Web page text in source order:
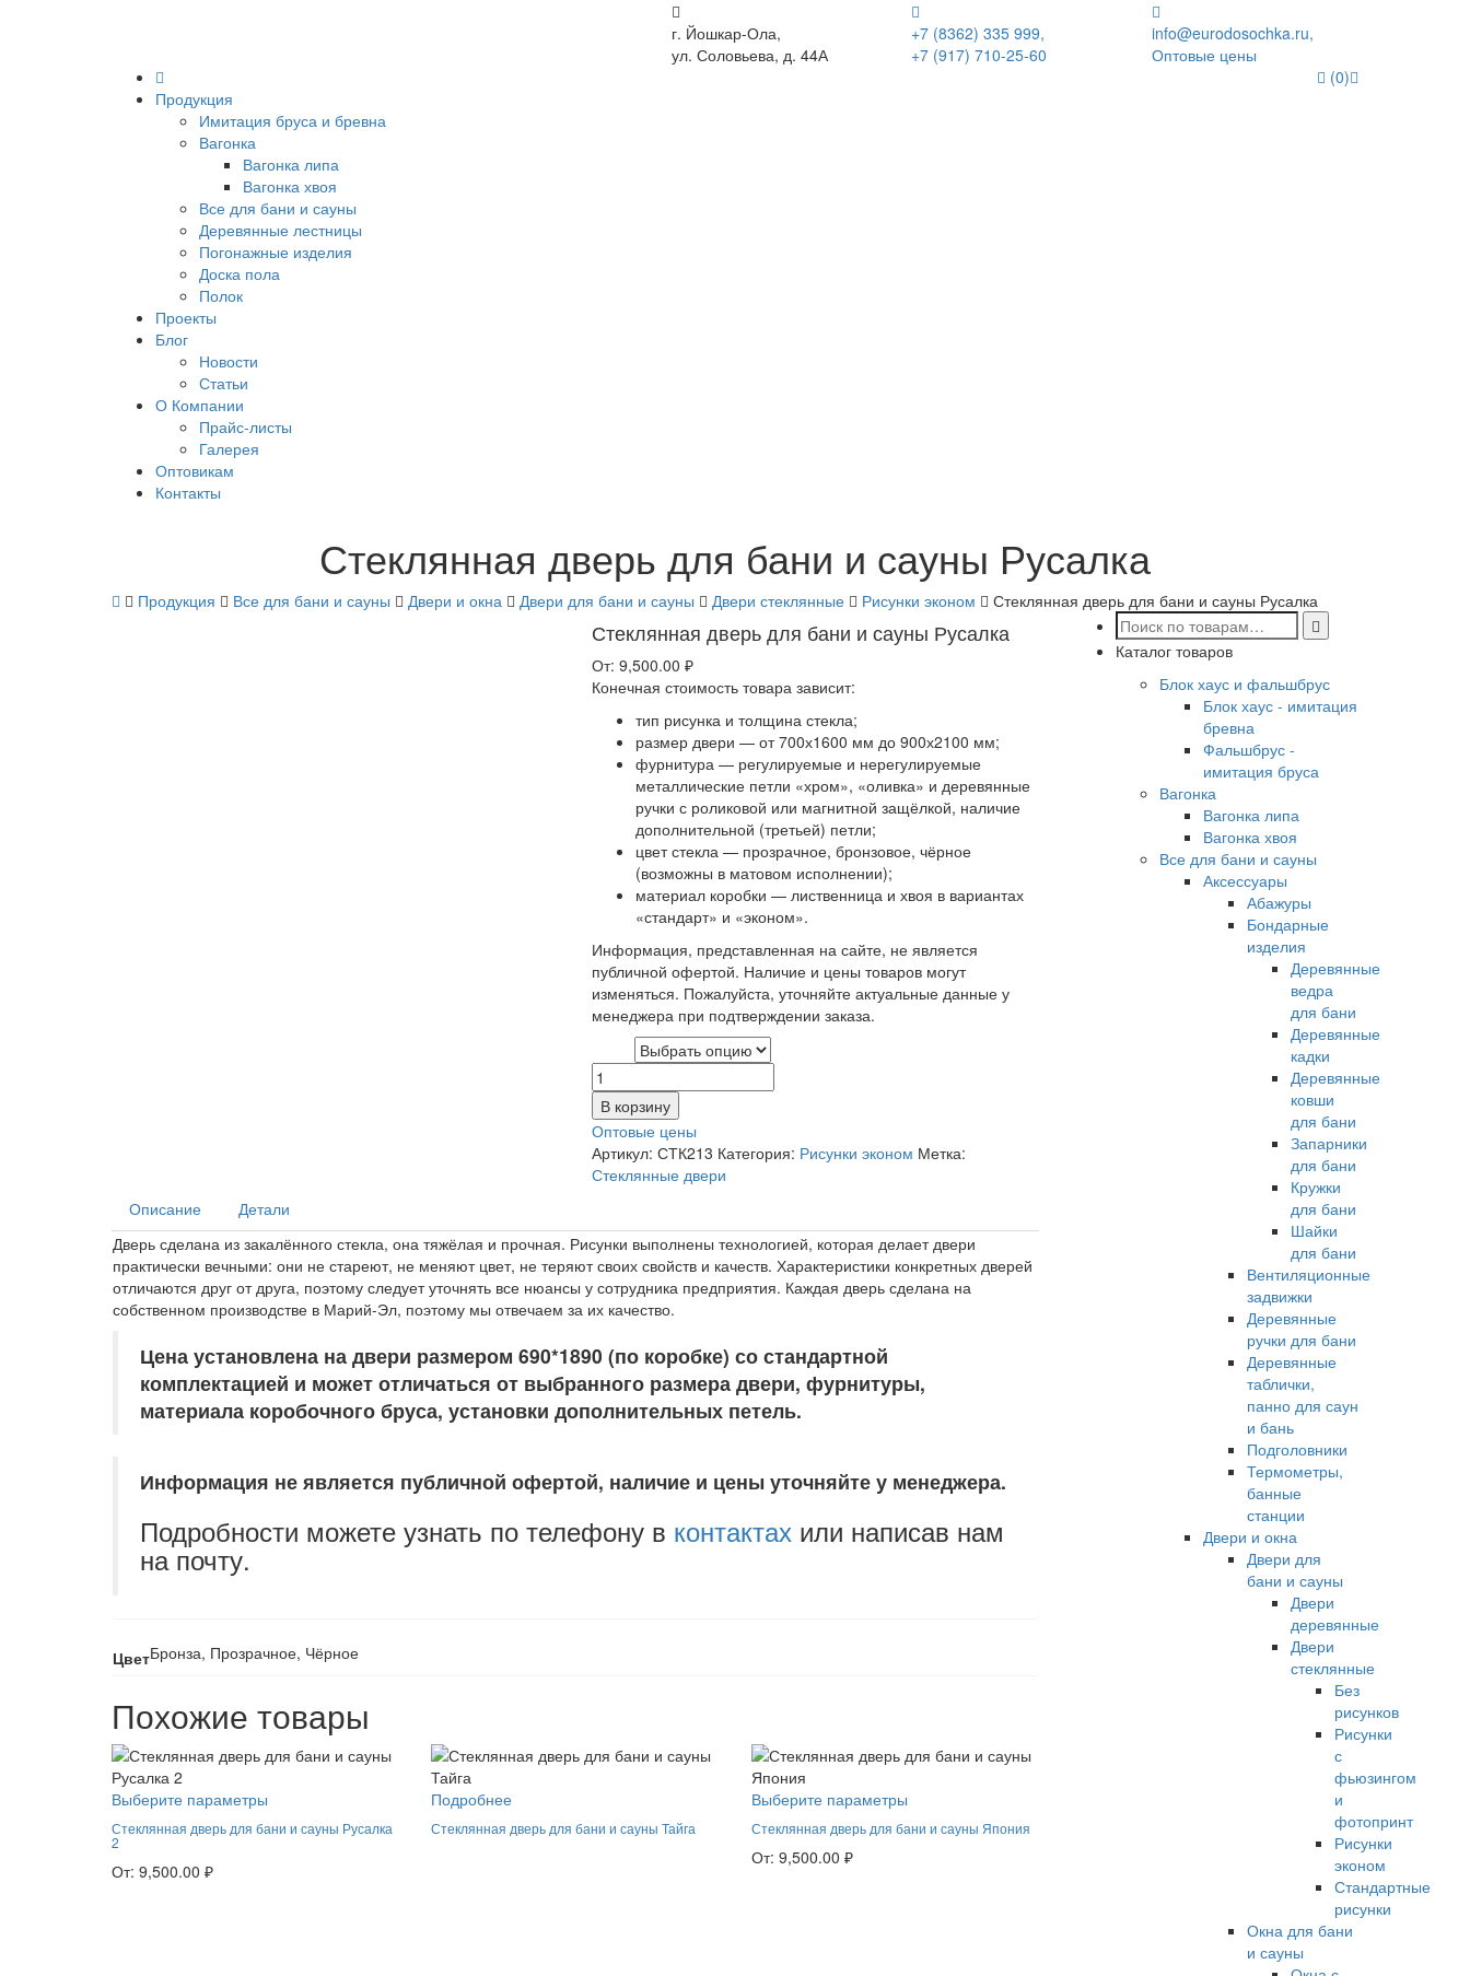
г. Йошкар-Ола,
ул. Соловьева, д. 44А
+7 (8362) 335 999,
+7 (917) 710-25-60
info@eurodosochka.ru,
Оптовые цены
Продукция
Имитация бруса и бревна
Вагонка
Вагонка липа
Вагонка хвоя
Все для бани и сауны
Деревянные лестницы
Погонажные изделия
Доска пола
Полок
Проекты
Блог
Новости
Статьи
О Компании
Прайс-листы
Галерея
Оптовикам
Контакты
(0)
Стеклянная дверь для бани и сауны Русалка
Продукция Все для бани и сауны Двери и окна Двери для бани и сауны Двери стеклянные Рисунки эконом Стеклянная дверь для бани и сауны Русалка
Стеклянная дверь для бани и сауны Русалка
От: 9,500.00 ₽
Конечная стоимость товара зависит:
тип рисунка и толщина стекла;
размер двери — от 700х1600 мм до 900х2100 мм;
фурнитура — регулируемые и нерегулируемые
металлические петли «хром», «оливка» и деревянные
ручки с роликовой или магнитной защёлкой, наличие
дополнительной (третьей) петли;
цвет стекла — прозрачное, бронзовое, чёрное
(возможны в матовом исполнении);
материал коробки — лиственница и хвоя в вариантах
«стандарт» и «эконом».
Информация, представленная на сайте, не является
публичной офертой. Наличие и цены товаров могут
изменяться. Пожалуйста, уточняйте актуальные данные у
менеджера при подтверждении заказа.
В корзину
Оптовые цены
Артикул: СТК213 Категория: Рисунки эконом Метка:
Стеклянные двери
Описание
Детали
Дверь сделана из закалённого стекла, она тяжёлая и прочная. Рисунки выполнены технологией, которая делает двери
практически вечными: они не стареют, не меняют цвет, не теряют своих свойств и качеств. Характеристики конкретных дверей
отличаются друг от друга, поэтому следует уточнять все нюансы у сотрудника предприятия. Каждая дверь сделана на
собственном производстве в Марий-Эл, поэтому мы отвечаем за их качество.
Цена установлена на двери размером 690*1890 (по коробке) со стандартной
комплектацией и может отличаться от выбранного размера двери, фурнитуры,
материала коробочного бруса, установки дополнительных петель.
Информация не является публичной офертой, наличие и цены уточняйте у менеджера.
Подробности можете узнать по телефону в контактах или написав нам
на почту.
ЦветБронза, Прозрачное, Чёрное
Похожие товары
Выберите параметры
Стеклянная дверь для бани и сауны Русалка
2
От: 9,500.00 ₽
Подробнее
Стеклянная дверь для бани и сауны Тайга
Выберите параметры
Стеклянная дверь для бани и сауны Япония
От: 9,500.00 ₽
Каталог товаров
Блок хаус и фальшбрус
Блок хаус - имитация
бревна
Фальшбрус -
имитация бруса
Вагонка
Вагонка липа
Вагонка хвоя
Все для бани и сауны
Аксессуары
Абажуры
Бондарные
изделия
Деревянные
ведра
для бани
Деревянные
кадки
Деревянные
ковши
для бани
Запарники
для бани
Кружки
для бани
Шайки
для бани
Вентиляционные
задвижки
Деревянные
ручки для бани
Деревянные
таблички,
панно для саун
и бань
Подголовники
Термометры,
банные
станции
Двери и окна
Двери для
бани и сауны
Двери
деревянные
Двери
стеклянные
Без
рисунков
Рисунки
с
фьюзингом
и
фотопринт
Рисунки
эконом
Стандартные
рисунки
Окна для бани
и сауны